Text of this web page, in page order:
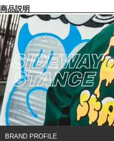
商品説明
BRAND PROFILE